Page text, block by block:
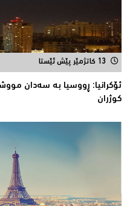
13 کاتژمێر پێش ئێستا
كوژران